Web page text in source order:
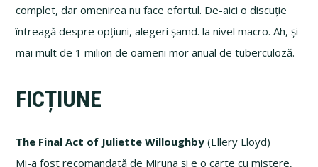
complet, dar omenirea nu face efortul. De-aici o discuție
întreagă despre opțiuni, alegeri șamd. la nivel macro. Ah, și
mai mult de 1 milion de oameni mor anual de tuberculoză.
FICȚIUNE
The Final Act of Juliette Willoughby (Ellery Lloyd)
Mi-a fost recomandată de Miruna și e o carte cu mistere,